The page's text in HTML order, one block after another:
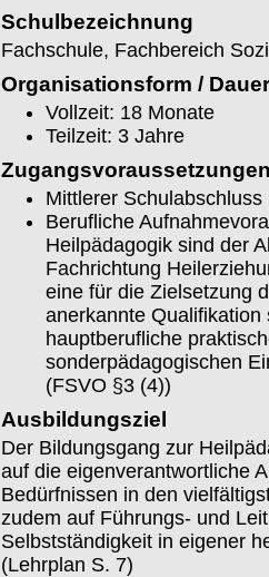
Schulbezeichnung
Fachschule, Fachbereich
Organisationsform / Dauer
Vollzeit: 18 Monate
Teilzeit: 3 Jahre
Mittlerer
Berufliche
Heilpädagogik sind der
Fachrichtung
eine für die Zielsetzung
anerkannte
hauptberufliche
sonderpädagogischen
(FSVO §3 (4))
Ausbildungsziel
Der Bildungsgang zur
auf die eigenverantwortliche
Bedürfnissen in den
zudem auf Führungs- und
Selbstständigkeit in eigener
(Lehrplan S. 7)